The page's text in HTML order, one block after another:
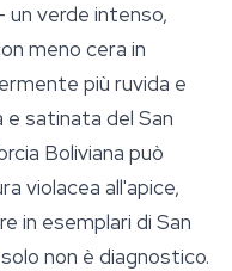
un verde intenso,
meno cera in
più ruvida e
satinata del San
Boliviana può
violacea all'apice,
in esemplari di San
non è diagnostico.